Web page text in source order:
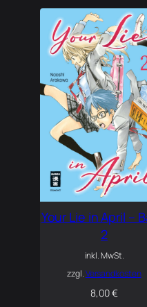
Your Lie in April –
2
inkl. MwSt.
zzgl.Versandkosten
8,00€